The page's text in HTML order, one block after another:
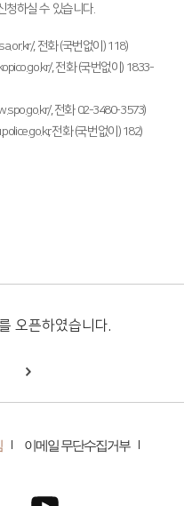
청하실 수 있습니다.
, 전화 (국번없이) 118)
, 전화 (국번없이) 1833-
, 전화 02-3480-3573)
전화 (국번없이) 182)
오픈하였습니다.
정지다음
이메일 무단수집거부